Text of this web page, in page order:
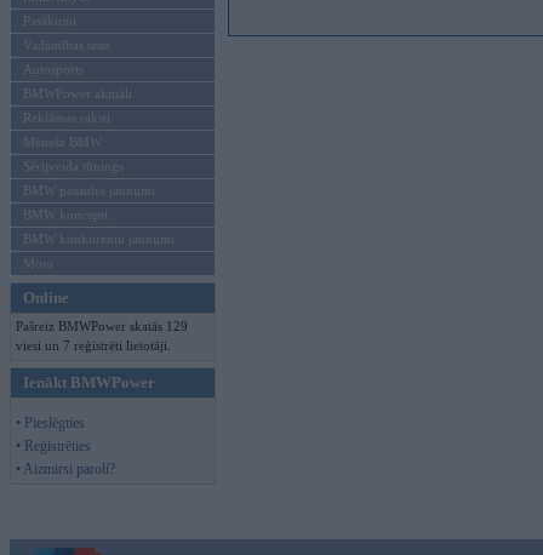
Pasākumi
Vadāmības tests
Autosports
BMWPower aktuāli
Reklāmas raksti
Mēneša BMW
Sērijveida tūnings
BMW pasaules jaunumi
BMW koncepti
BMW konkurentu jaunumi
Moto
Online
Pašreiz BMWPower skatās 129
viesi un 7 reģistrēti lietotāji.
Ienākt BMWPower
• Pieslēgties
• Reģistrēties
• Aizmirsi paroli?